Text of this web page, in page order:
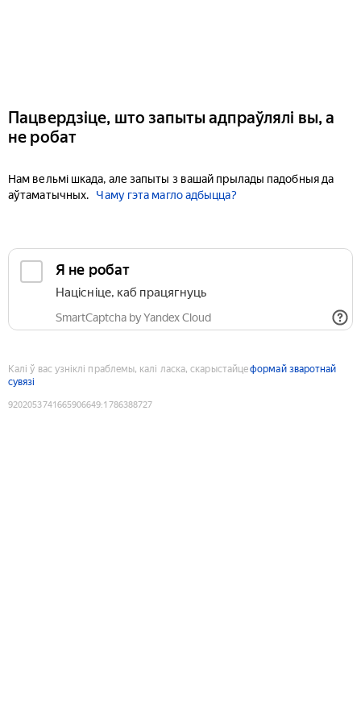
Пацвердзіце, што запыты адпраўлялі вы, а
не робат
Нам вельмі шкада, але запыты з вашай прылады падобныя да
аўтаматычных.
Чаму гэта магло адбыцца?
Я не робат
Націсніце, каб працягнуць
SmartCaptcha by Yandex Cloud
Калі ў вас узніклі праблемы, калі ласка, скарыстайцеформай зваротнай
сувязі
9202053741665906649:1786388727